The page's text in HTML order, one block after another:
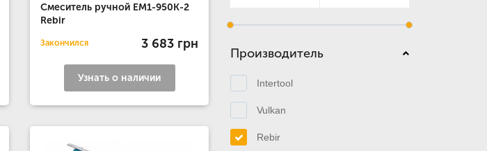
Смеситель ручной EM1-950K-2
Rebir
Закончился 3 683 грн
Узнать о наличии
Производитель
Intertool
Vulkan
Rebir